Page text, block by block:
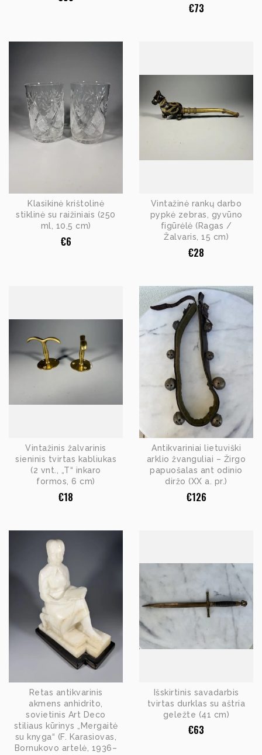
€73
Klasikinė krištolinė
stiklinė su raižiniais (250
ml, 10,5 cm)
€6
Vintažinė rankų darbo
pypkė zebras, gyvūno
figūrėlė (Ragas /
Žalvaris, 15 cm)
€28
Vintažinis žalvarinis
sieninis tvirtas kabliukas
(2 vnt., „T“ inkaro
formos, 6 cm)
€18
Antikvariniai lietuviški
arklio žvanguliai – Žirgo
papuošalas ant odinio
diržo (XX a. pr.)
€126
Retas antikvarinis
akmens anhidrito,
sovietinis Art Deco
stiliaus kūrinys „Mergaitė
su knyga“ (F. Karasiovas,
Bornukovo artelė, 1936–
Išskirtinis savadarbis
tvirtas durklas su aštria
geležte (41 cm)
€63